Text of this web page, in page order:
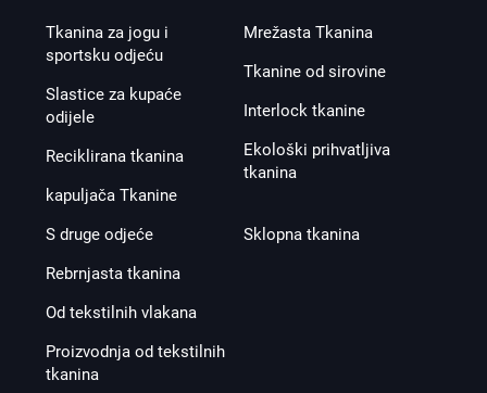
Tkanina za jogu i
sportsku odjeću
Slastice za kupaće
odijele
Reciklirana tkanina
kapuljača Tkanine
Mrežasta Tkanina
Tkanine od sirovine
Interlock tkanine
Ekološki prihvatljiva
tkanina
S druge odjeće
Rebrnjasta tkanina
Od tekstilnih vlakana
Proizvodnja od tekstilnih
tkanina
Sklopna tkanina